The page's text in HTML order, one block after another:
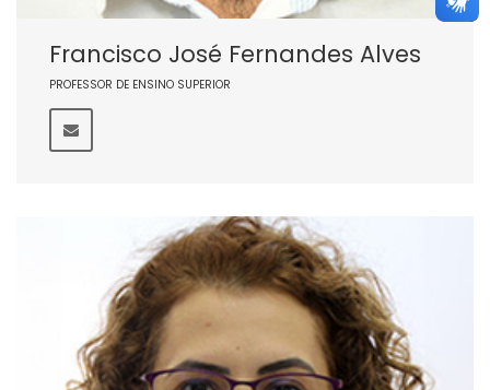
Francisco José Fernandes Alves
PROFESSOR DE ENSINO SUPERIOR